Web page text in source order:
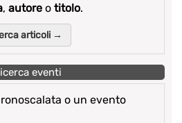
, autore o titolo.
articoli →
eventi
o un evento